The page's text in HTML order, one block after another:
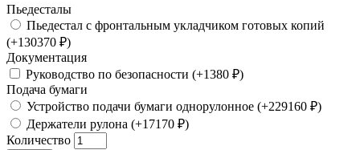
Пьедесталы
Пьедестал с фронтальным укладчиком готовых копий
(+130370 ₽)
Документация
Руководство по безопасности (+1380 ₽)
Подача бумаги
Устройство подачи бумаги однорулонное (+229160 ₽)
Держатели рулона (+17170 ₽)
Количество